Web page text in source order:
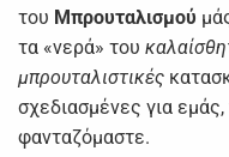
του Μπρουταλισμού
τα «νερά» του
μπρουταλιστικές
σχεδιασμένες για
φανταζόμαστε.